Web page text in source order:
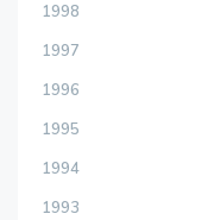
1998
1997
1996
1995
1994
1993